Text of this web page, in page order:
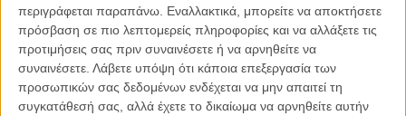
περιγράφεται παραπάνω. Εναλλακτικά, μπορείτε να αποκτήσετε
πρόσβαση σε πιο λεπτομερείς πληροφορίες και να αλλάξετε τις
προτιμήσεις σας πριν συναινέσετε ή να αρνηθείτε να
συναινέσετε. Λάβετε υπόψη ότι κάποια επεξεργασία των
προσωπικών σας δεδομένων ενδέχεται να μην απαιτεί τη
συγκατάθεσή σας, αλλά έχετε το δικαίωμα να αρνηθείτε αυτήν